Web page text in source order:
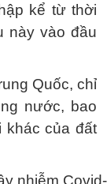
kể từ thời
này vào đầu
Quốc, chỉ
nước, bao
của đất